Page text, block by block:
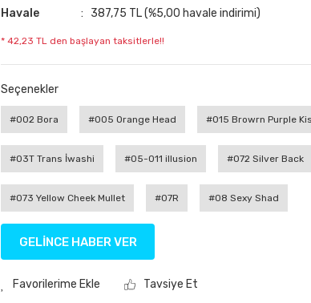
Havale 387,75 TL (%5,00 havale indirimi)
* 42,23 TL den başlayan taksitlerle!!
Seçenekler
#002 Bora #005 Orange Head #015 Browrn Purple
#03T Trans İwashi #05-011 illusion #072 Silver Back
#073 Yellow Cheek Mullet #07R #08 Sexy Shad
GELİNCE HABER VER
Tavsiye Et